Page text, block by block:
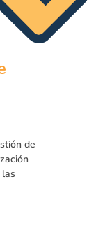
de